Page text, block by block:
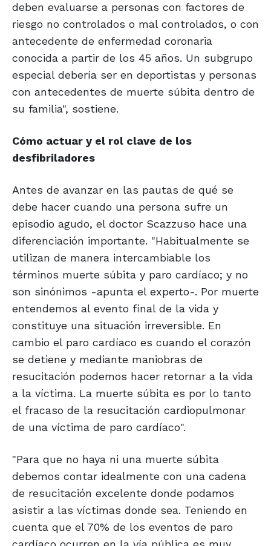
deben evaluarse a personas con factores de
riesgo no controlados o mal controlados, o con
antecedente de enfermedad coronaria
conocida a partir de los 45 años. Un subgrupo
especial debería ser en deportistas y personas
con antecedentes de muerte súbita dentro de
su familia", sostiene.
Cómo actuar y el rol clave de los
desfibriladores
Antes de avanzar en las pautas de qué se
debe hacer cuando una persona sufre un
episodio agudo, el doctor Scazzuso hace una
diferenciación importante. "Habitualmente se
utilizan de manera intercambiable los
términos muerte súbita y paro cardíaco; y no
son sinónimos -apunta el experto-. Por muerte
entendemos al evento final de la vida y
constituye una situación irreversible. En
cambio el paro cardíaco es cuando el corazón
se detiene y mediante maniobras de
resucitación podemos hacer retornar a la vida
a la víctima. La muerte súbita es por lo tanto
el fracaso de la resucitación cardiopulmonar
de una víctima de paro cardíaco".
"Para que no haya ni una muerte súbita
debemos contar idealmente con una cadena
de resucitación excelente donde podamos
asistir a las víctimas donde sea. Teniendo en
cuenta que el 70% de los eventos de paro